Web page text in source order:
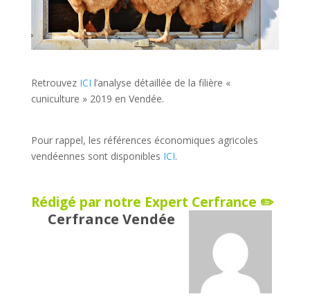
Retrouvez ICI l’analyse détaillée de la filière «
cuniculture » 2019 en Vendée.
Pour rappel, les références économiques agricoles
vendéennes sont disponibles ICI.
Rédigé par notre Expert Cerfrance ✏️
Cerfrance Vendée